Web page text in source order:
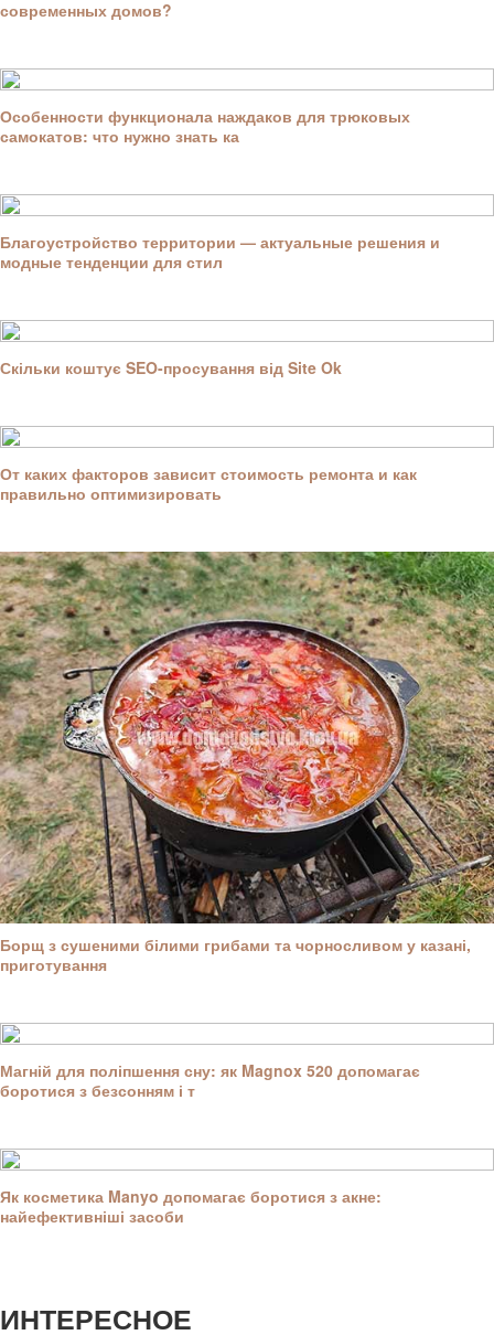
современных домов?
Особенности функционала наждаков для трюковых
самокатов: что нужно знать ка
Благоустройство территории — актуальные решения и
модные тенденции для стил
Скільки коштує SEO-просування від Site Ok
От каких факторов зависит стоимость ремонта и как
правильно оптимизировать
Борщ з сушеними білими грибами та чорносливом у казані,
приготування
Магній для поліпшення сну: як Magnox 520 допомагає
боротися з безсонням і т
Як косметика Manyo допомагає боротися з акне:
найефективніші засоби
ИНТЕРЕСНОЕ